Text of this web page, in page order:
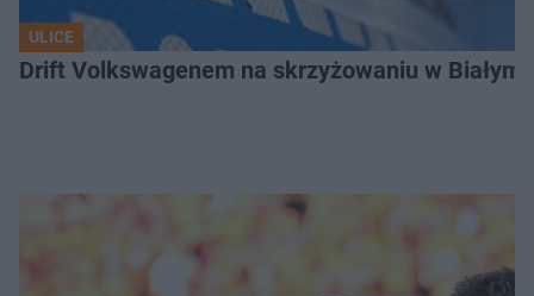
ULICE
Drift Volkswagenem na skrzyżowaniu w